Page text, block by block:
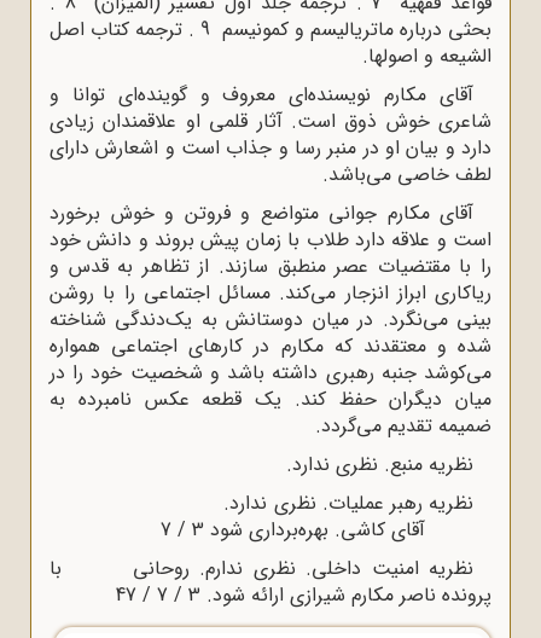
بحثی درباره ماتریالیسم و کمونیسم 9 . ترجمه کتاب اصل
الشیعه و اصولها.
آقای مکارم نویسنده‌ای معروف و گوینده‌ای توانا و
شاعری خوش ‌ذوق است. آثار قلمی او علاقمندان زیادی
دارد و بیان او در منبر رسا و جذاب است و اشعارش دارای
لطف خاصی می‌باشد.
آقای مکارم جوانی متواضع و فروتن و خوش برخورد
است و علاقه دارد طلاب با زمان پیش بروند و دانش خود
را با مقتضیات عصر منطبق سازند. از تظاهر به قدس و
ریاکاری ابراز انزجار می‌کند. مسائل اجتماعی را با روشن
بینی می‌نگرد. در میان دوستانش به یک‌دندگی شناخته
شده و معتقدند که مکارم در کارهای اجتماعی همواره
می‌کوشد جنبه رهبری داشته باشد و شخصیت خود را در
میان دیگران حفظ کند. یک قطعه عکس نامبرده به
ضمیمه تقدیم می‌گردد.
نظریه منبع. نظری ندارد.
نظریه رهبر عملیات. نظری ندارد.
آقای کاشی. بهره‌برداری شود 3 / 7
نظریه امنیت داخلی. نظری ندارم. روحانی با
پرونده ناصر مکارم شیرازی ارائه شود. 3 / 7 / 47